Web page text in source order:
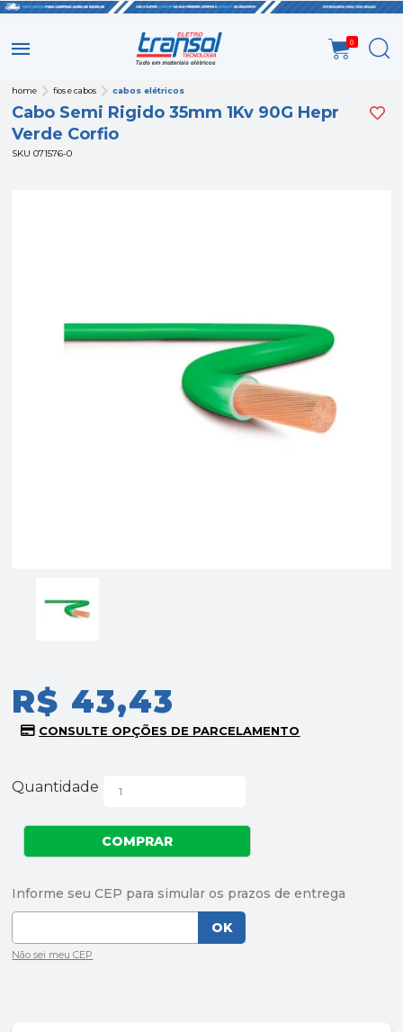
0
home fios e cabos cabos elétricos
Cabo Semi Rigido 35mm 1Kv 90G Hepr
Verde Corfio
SKU 071576-0
R$ 43,43
Quantidade